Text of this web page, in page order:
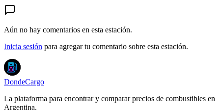
Aún no hay comentarios en esta estación.
Inicia sesión para agregar tu comentario sobre esta estación.
DondeCargo
La plataforma para encontrar y comparar precios de combustibles en
Argentina.